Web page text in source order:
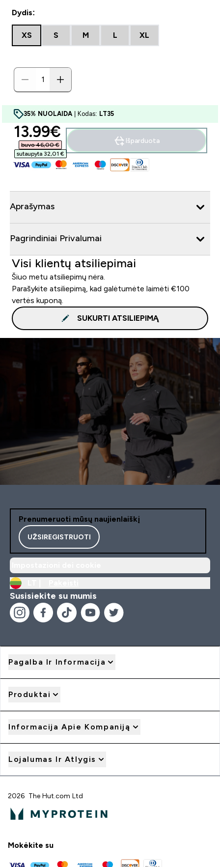
Dydis:
XS S M L XL
35% NUOLAIDA | Kodas: LT35
discounted price
13.99€‎
buvo 46,00 €‎
sutaupyta 32,01 €‎
Išparduota
Aprašymas
Pagrindiniai Privalumai
Visi klientų atsiliepimai
Šiuo metu atsiliepimų nėra.
Parašykite atsiliepimą, kad galėtumėte laimėti €100
vertės kuponą.
SUKURTI ATSILIEPIMĄ
Prenumeruoti mūsų naujienlaiškį
UŽSIREGISTRUOTI
Susisiekite su mumis
Pagalba Ir Informacija
Produktai
Informacija Apie Kompaniją
Lojalumas Ir Atlygis
2026 The Hut.com Ltd
Mokėkite su